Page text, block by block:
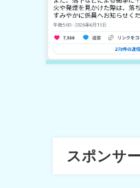
スポンサ